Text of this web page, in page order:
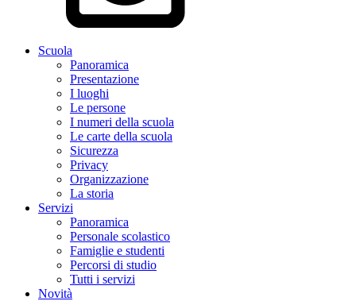
Scuola
Panoramica
Presentazione
I luoghi
Le persone
I numeri della scuola
Le carte della scuola
Sicurezza
Privacy
Organizzazione
La storia
Servizi
Panoramica
Personale scolastico
Famiglie e studenti
Percorsi di studio
Tutti i servizi
Novità